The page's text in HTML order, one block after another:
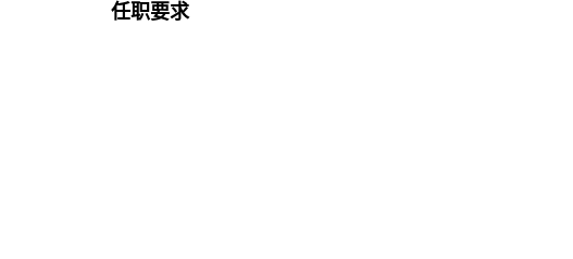
任职要求工作区域：